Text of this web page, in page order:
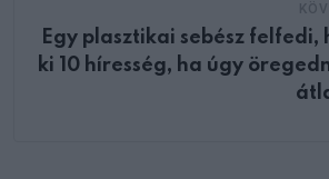
Egy plasztikai sebész felfedi,
ki 10 híresség, ha úgy